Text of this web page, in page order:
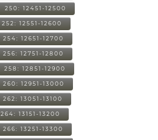
250: 12451-12500
252: 12551-12600
254: 12651-12700
256: 12751-12800
258: 12851-12900
260: 12951-13000
262: 13051-13100
264: 13151-13200
266: 13251-13300